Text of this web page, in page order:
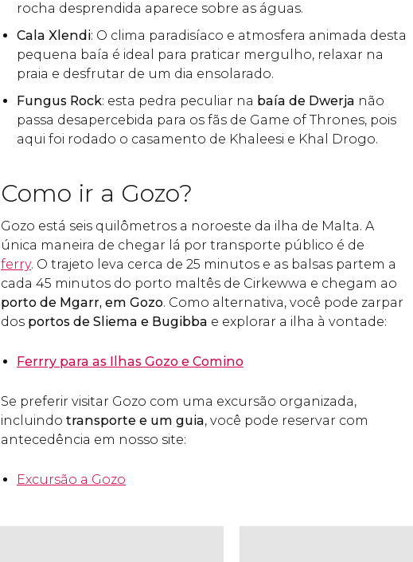
rocha desprendida aparece sobre as águas.
Cala Xlendi: O clima paradisíaco e atmosfera animada desta
pequena baía é ideal para praticar mergulho, relaxar na
praia e desfrutar de um dia ensolarado.
Fungus Rock: esta pedra peculiar na baía de Dwerja não
passa desapercebida para os fãs de Game of Thrones, pois
aqui foi rodado o casamento de Khaleesi e Khal Drogo.
Como ir a Gozo?
Gozo está seis quilômetros a noroeste da ilha de Malta. A
única maneira de chegar lá por transporte público é de
ferry. O trajeto leva cerca de 25 minutos e as balsas partem a
cada 45 minutos do porto maltês de Cirkewwa e chegam ao
porto de Mgarr, em Gozo. Como alternativa, você pode zarpar
dos portos de Sliema e Bugibba e explorar a ilha à vontade:
Ferrry para as Ilhas Gozo e Comino
Se preferir visitar Gozo com uma excursão organizada,
incluindo transporte e um guia, você pode reservar com
antecedência em nosso site:
Excursão a Gozo